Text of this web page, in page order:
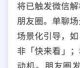
将已触发微信
朋友圈。单聊
场景化引导，
非「快来看」
动机。朋友圈